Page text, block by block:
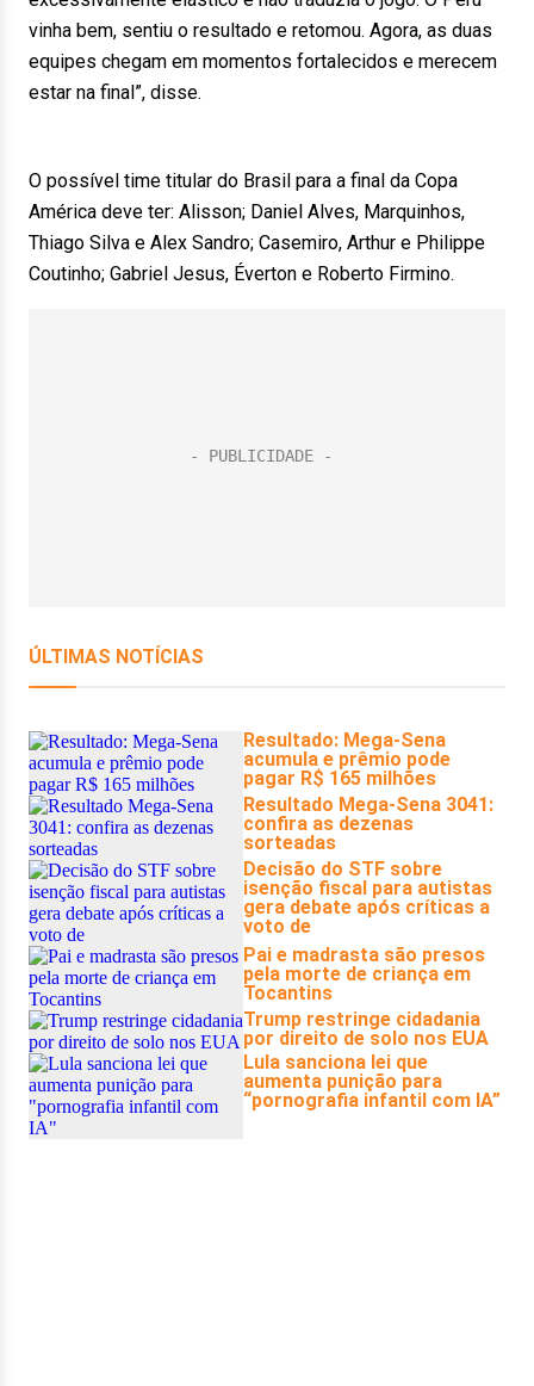
vinha bem, sentiu o resultado e retomou. Agora, as duas
equipes chegam em momentos fortalecidos e merecem
estar na final”, disse.
O possível time titular do Brasil para a final da Copa
América deve ter: Alisson; Daniel Alves, Marquinhos,
Thiago Silva e Alex Sandro; Casemiro, Arthur e Philippe
Coutinho; Gabriel Jesus, Éverton e Roberto Firmino.